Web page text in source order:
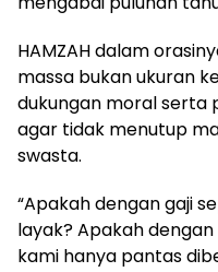
HAMZAH dalam
massa bukan ukuran
dukungan moral
agar tidak menutup
swasta.
“Apakah dengan gaji
layak? Apakah
kami hanya pantas